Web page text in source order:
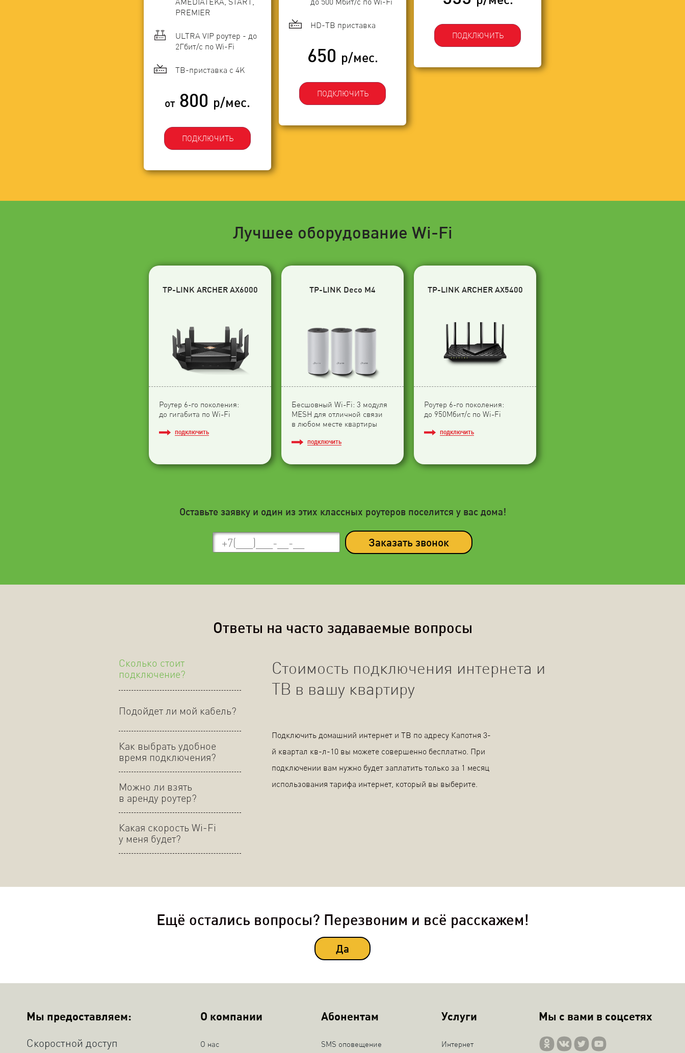
PREMIER
ULTRA VIP роутер - до
2Гбит/c по Wi-Fi
ТВ-приставка с 4K
от 800 р/мес.
ПОДКЛЮЧИТЬ
HD-ТВ приставка
650 р/мес.
ПОДКЛЮЧИТЬ
ПОДКЛЮЧИТЬ
Лучшее оборудование Wi-Fi
TP-LINK ARCHER AX6000
Роутер 6-го поколения:
до гигабита по Wi-Fi
ПОДКЛЮЧИТЬ
TP-LINK Deco M4
Бесшовный Wi-Fi: 3 модуля
МESH для отличной связи
в любом месте квартиры
ПОДКЛЮЧИТЬ
TP-LINK ARCHER AX5400
Роутер 6-го поколения:
до 950Мбит/с по Wi-Fi
ПОДКЛЮЧИТЬ
Оставьте заявку и один из этих классных роутеров поселится у вас дома!
Заказать звонок
Ответы на часто задаваемые вопросы
Сколько стоит
подключение?
Подойдет ли мой кабель?
Как выбрать удобное
время подключения?
Можно ли взять
в аренду роутер?
Какая скорость Wi-Fi
у меня будет?
Стоимость подключения интернета и
ТВ в вашу квартиру
Подключить домашний интернет и ТВ по адресу Капотня 3-
й квартал кв-л-10 вы можете совершенно бесплатно. При
подключении вам нужно будет заплатить только за 1 месяц
использования тарифа интернет, который вы выберите.
Ещё остались вопросы? Перезвоним и всё расскажем!
Да
Мы предоставляем:
Скоростной доступ
О компании
О нас
Абонентам
SMS оповещение
Услуги
Интернет
Мы с вами в соцсетях